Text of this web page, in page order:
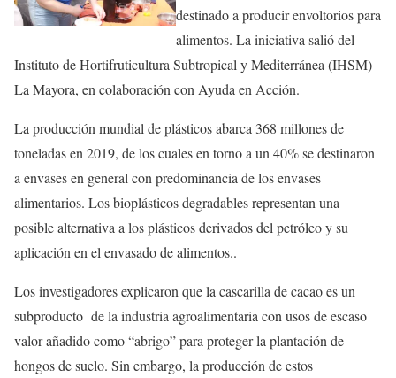
destinado a producir envoltorios para
alimentos. La iniciativa salió del
Instituto de Hortifruticultura Subtropical y Mediterránea (IHSM)
La Mayora, en colaboración con Ayuda en Acción.
La producción mundial de plásticos abarca 368 millones de
toneladas en 2019, de los cuales en torno a un 40% se destinaron
a envases en general con predominancia de los envases
alimentarios. Los bioplásticos degradables representan una
posible alternativa a los plásticos derivados del petróleo y su
aplicación en el envasado de alimentos..
Los investigadores explicaron que la cascarilla de cacao es un
subproducto de la industria agroalimentaria con usos de escaso
valor añadido como “abrigo” para proteger la plantación de
hongos de suelo. Sin embargo, la producción de estos